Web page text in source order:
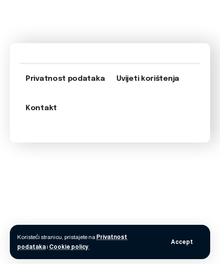
Koristeći stranicu, pristajete na Privatnost
podatakai Cookie policy.
Accept
Privatnost podataka Uvijeti korištenja
Kontakt